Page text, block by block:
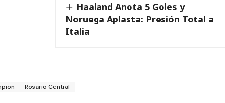
Haaland Anota 5 Goles y
Noruega Aplasta: Presión Total a
Italia
Rosario Central